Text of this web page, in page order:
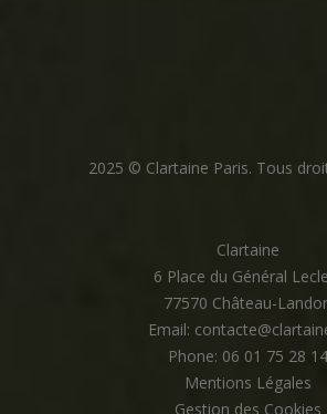
2025 © Clartaine Paris. Tous
Clartaine
6 Place du Général
77570 Château-
Email:
Phone: 06 01 75 28 14
Mentions Légales
Gestion des Cookies